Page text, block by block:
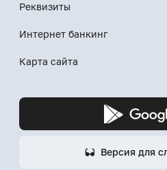
Реквизиты
Интернет банкинг
Карта сайта
Версия для